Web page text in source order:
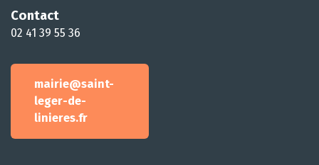
Contact
02 41 39 55 36
mairie@saint-
leger-de-
linieres.fr